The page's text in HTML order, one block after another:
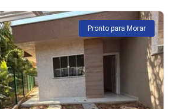
Pronto para Morar